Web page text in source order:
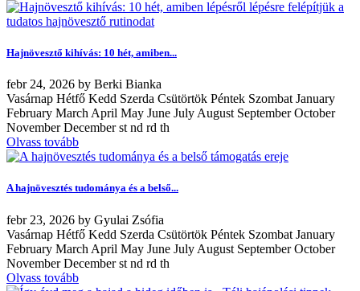
Hajnövesztő kihívás: 10 hét, amiben...
febr 24, 2026 by Berki Bianka
Vasárnap Hétfő Kedd Szerda Csütörtök Péntek Szombat January
February March April May June July August September October
November December st nd rd th
Olvass tovább
A hajnövesztés tudománya és a belső...
febr 23, 2026 by Gyulai Zsófia
Vasárnap Hétfő Kedd Szerda Csütörtök Péntek Szombat January
February March April May June July August September October
November December st nd rd th
Olvass tovább